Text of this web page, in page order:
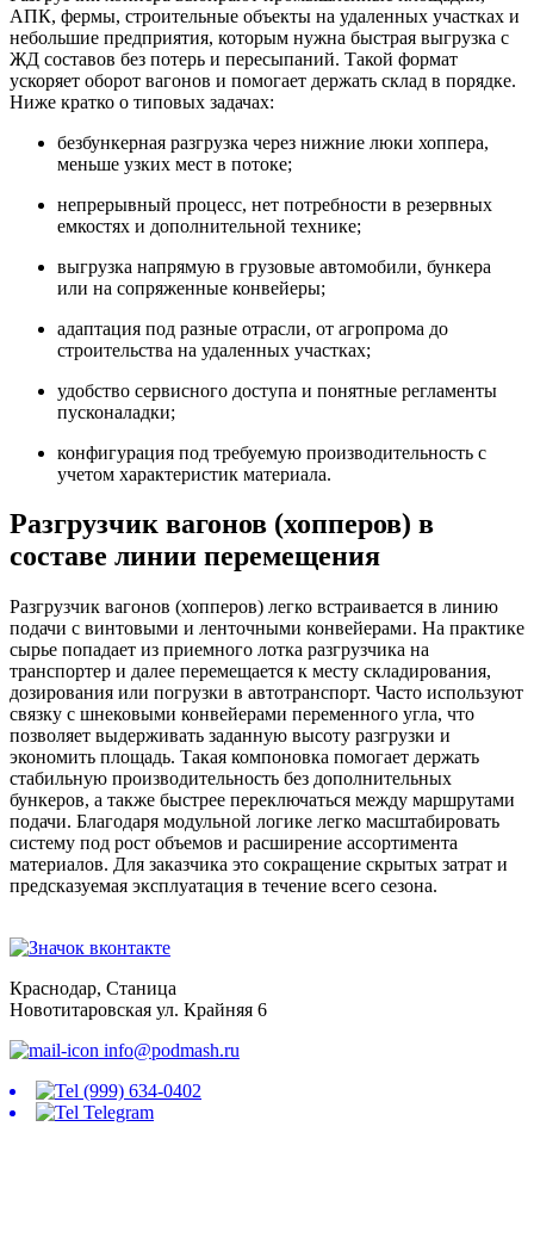
АПК, фермы, строительные объекты на удаленных участках и
небольшие предприятия, которым нужна быстрая выгрузка с
ЖД составов без потерь и пересыпаний. Такой формат
ускоряет оборот вагонов и помогает держать склад в порядке.
Ниже кратко о типовых задачах:
безбункерная разгрузка через нижние люки хоппера,
меньше узких мест в потоке;
непрерывный процесс, нет потребности в резервных
емкостях и дополнительной технике;
выгрузка напрямую в грузовые автомобили, бункера
или на сопряженные конвейеры;
адаптация под разные отрасли, от агропрома до
строительства на удаленных участках;
удобство сервисного доступа и понятные регламенты
пусконаладки;
конфигурация под требуемую производительность с
учетом характеристик материала.
Разгрузчик вагонов (хопперов) в
составе линии перемещения
Разгрузчик вагонов (хопперов) легко встраивается в линию
подачи с винтовыми и ленточными конвейерами. На практике
сырье попадает из приемного лотка разгрузчика на
транспортер и далее перемещается к месту складирования,
дозирования или погрузки в автотранспорт. Часто используют
связку с шнековыми конвейерами переменного угла, что
позволяет выдерживать заданную высоту разгрузки и
экономить площадь. Такая компоновка помогает держать
стабильную производительность без дополнительных
бункеров, а также быстрее переключаться между маршрутами
подачи. Благодаря модульной логике легко масштабировать
систему под рост объемов и расширение ассортимента
материалов. Для заказчика это сокращение скрытых затрат и
предсказуемая эксплуатация в течение всего сезона.
Краснодар, Станица
Новотитаровская ул. Крайняя 6
info@podmash.ru
(999) 634-0402
Telegram